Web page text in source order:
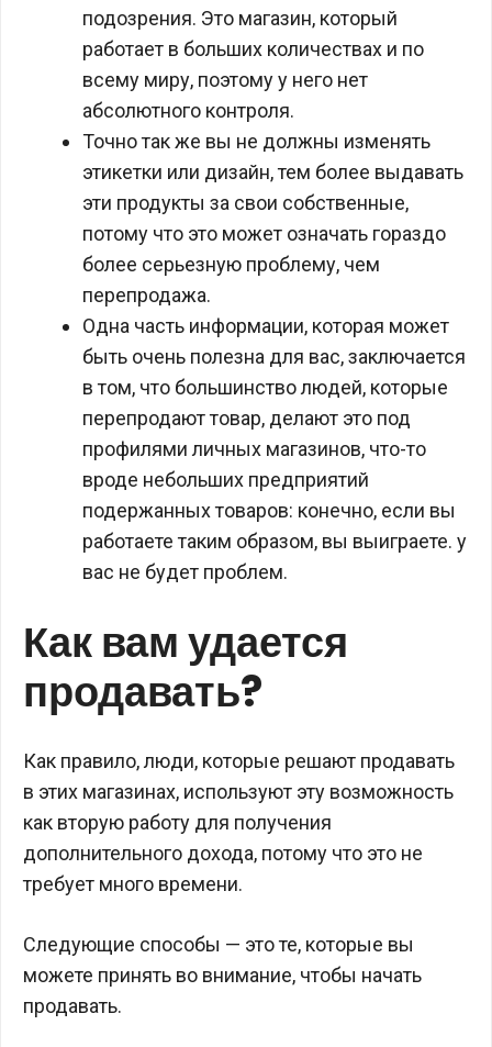
подозрения. Это магазин, который
работает в больших количествах и по
всему миру, поэтому у него нет
абсолютного контроля.
Точно так же вы не должны изменять
этикетки или дизайн, тем более выдавать
эти продукты за свои собственные,
потому что это может означать гораздо
более серьезную проблему, чем
перепродажа.
Одна часть информации, которая может
быть очень полезна для вас, заключается
в том, что большинство людей, которые
перепродают товар, делают это под
профилями личных магазинов, что-то
вроде небольших предприятий
подержанных товаров: конечно, если вы
работаете таким образом, вы выиграете. у
вас не будет проблем.
Как вам удается
продавать?
Как правило, люди, которые решают продавать
в этих магазинах, используют эту возможность
как вторую работу для получения
дополнительного дохода, потому что это не
требует много времени.
Следующие способы — это те, которые вы
можете принять во внимание, чтобы начать
продавать.